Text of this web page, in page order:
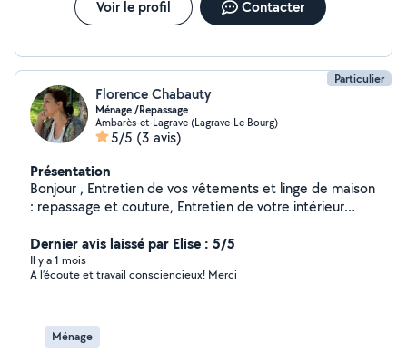
Voir le profil Contacter
Particulier
Florence Chabauty
Ménage /Repassage
Ambarès-et-Lagrave (Lagrave-Le Bourg)
5/5 (3 avis)
Présentation
Bonjour , Entretien de vos vêtements et linge de maison
: repassage et couture, Entretien de votre intérieur
commission d'hygiène ). Je suis consciencieuse et
rigoureuse , À l'écoute de vos besoins et demandes, en
soucis du détail. Reglement CESU. Premiere rencontre
attentes . Plus de renseignements, n'hésitez pas à me
contacter . Florence
Dernier avis laissé par Elise : 5/5
Il y a 1 mois
A l’écoute et travail consciencieux! Merci
Ménage